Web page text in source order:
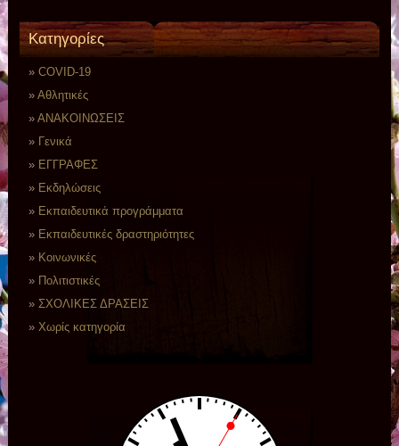
Kατηγορίες
COVID-19
Αθλητικές
ΑΝΑΚΟΙΝΩΣΕΙΣ
Γενικά
ΕΓΓΡΑΦΕΣ
Εκδηλώσεις
Εκπαιδευτικά προγράμματα
Εκπαιδευτικές δραστηριότητες
Κοινωνικές
Πολιτιστικές
ΣΧΟΛΙΚΕΣ ΔΡΑΣΕΙΣ
Χωρίς κατηγορία